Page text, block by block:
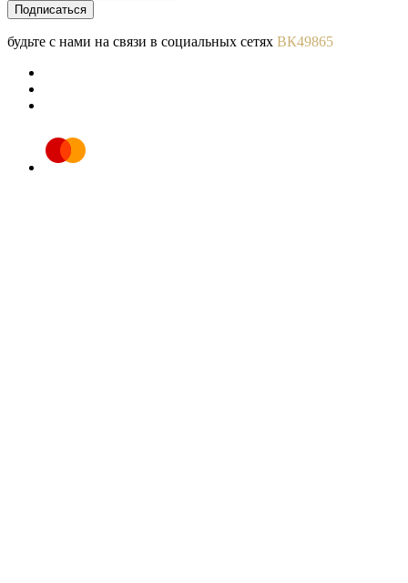
Подписаться
будьте с нами на связи в социальных сетях ВК49865